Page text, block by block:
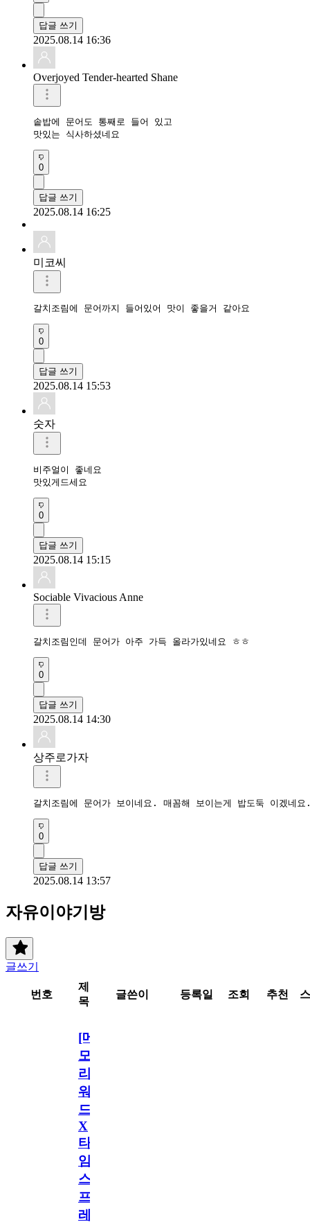
답글 쓰기
2025.08.14 16:36
Overjoyed Tender-hearted Shane
솥밥에 문어도 통째로 들어 있고
맛있는 식사하셨네요
0
답글 쓰기
2025.08.14 16:25
미코씨
갈치조림에 문어까지 들어있어 맛이 좋을거 같아요
0
답글 쓰기
2025.08.14 15:53
숫자
비주얼이 좋네요
맛있게드세요
0
답글 쓰기
2025.08.14 15:15
Sociable Vivacious Anne
갈치조림인데 문어가 아주 가득 올라가있네요 ㅎㅎ
0
답글 쓰기
2025.08.14 14:30
상주로가자
갈치조림에 문어가 보이네요. 매꼼해 보이는게 밥도둑 이겠네
0
답글 쓰기
2025.08.14 13:57
자유이야기방
글쓰기
번호
제
목
글쓴이 등록일 조회 추천
[메
모
리
워
드
X
타
임
스
프
레